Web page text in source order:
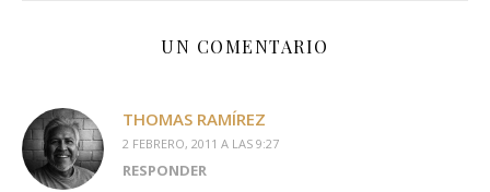
UN COMENTARIO
THOMAS RAMÍREZ
2 FEBRERO, 2011 A LAS 9:27
RESPONDER